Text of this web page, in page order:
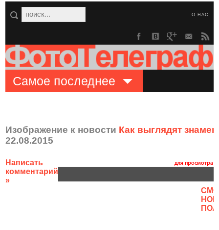
О НАС
Самое последнее
Изображение к новости Как выглядят
22.08.2015
Написать
комментарий
»